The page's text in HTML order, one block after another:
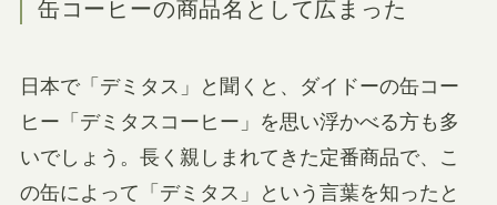
缶コーヒーの商品名として広まった
日本で「デミタス」と聞くと、ダイドーの缶コー
ヒー「デミタスコーヒー」を思い浮かべる方も多
いでしょう。長く親しまれてきた定番商品で、こ
の缶によって「デミタス」という言葉を知ったと